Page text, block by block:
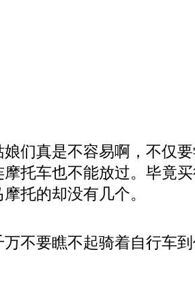
真是不容易啊，不仅要
托车也不能放过。毕竟
托的却没有几个。
要瞧不起骑着自行车到